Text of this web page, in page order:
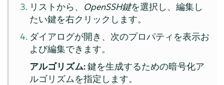
リストから、 OpenSSH鍵を選択し、編集し
たい鍵を右クリックします。
ダイアログが開き、次のプロパティを表示お
よび編集できます。
アルゴリズム:鍵を生成するための暗号化ア
ルゴリズムを指定します。